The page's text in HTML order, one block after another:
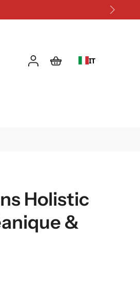
IT
Holistic
&